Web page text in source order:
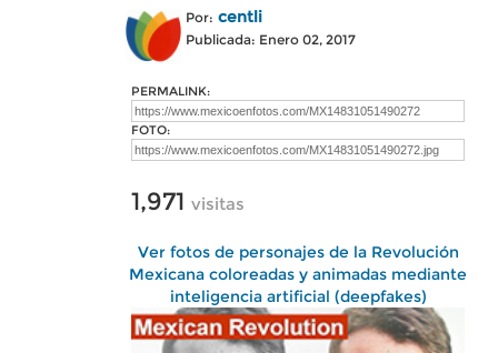
Por: centli
Publicada: Enero 02, 2017
PERMALINK:
FOTO:
1,971 visitas
Ver fotos de personajes de la Revolución
Mexicana coloreadas y animadas mediante
inteligencia artificial (deepfakes)